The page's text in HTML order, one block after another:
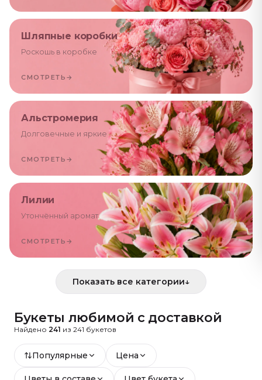
Шляпные коробки
Роскошь в коробке
СМОТРЕТЬ →
Альстромерия
Долговечные и яркие
СМОТРЕТЬ →
Лилии
Утончённый аромат
СМОТРЕТЬ →
Показать все категории↓
Букеты любимой с доставкой
Найдено 241 из 241 букетов
Популярные Цена